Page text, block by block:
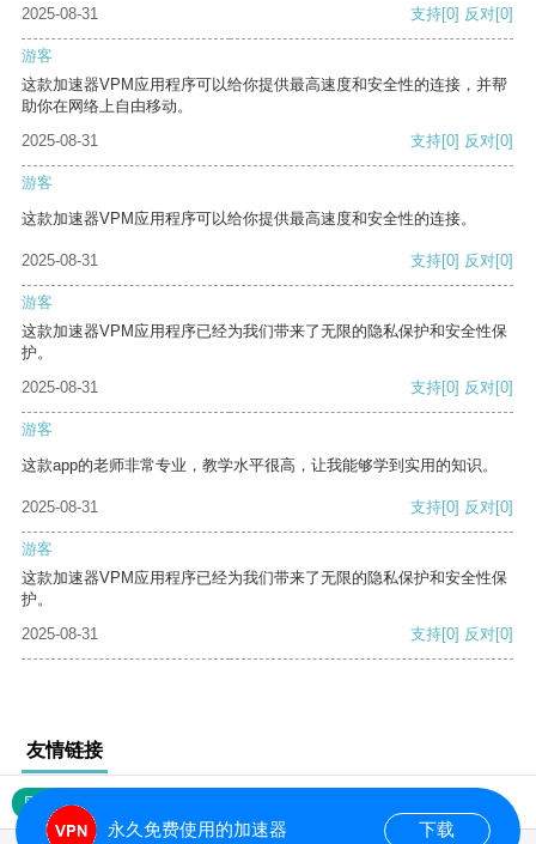
2025-08-31
支持[0] 反对[0]
游客
这款加速器VPM应用程序可以给你提供最高速度和安全性的连接，并帮
助你在网络上自由移动。
2025-08-31
支持[0] 反对[0]
游客
这款加速器VPM应用程序可以给你提供最高速度和安全性的连接。
2025-08-31 支持[0] 反对[0]
游客
这款加速器VPM应用程序已经为我们带来了无限的隐私保护和安全性保
护。
2025-08-31
支持[0] 反对[0]
游客
这款app的老师非常专业，教学水平很高，让我能够学到实用的知识。
2025-08-31 支持[0] 反对[0]
游客
这款加速器VPM应用程序已经为我们带来了无限的隐私保护和安全性保
护。
2025-08-31
支持[0] 反对[0]
友情链接
网站地图
永久免费使用的加速器 下载